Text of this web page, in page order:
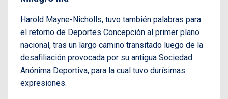
Harold Mayne-Nicholls, tuvo también palabras para
el retorno de Deportes Concepción al primer plano
nacional, tras un largo camino transitado luego de la
desafiliación provocada por su antigua Sociedad
Anónima Deportiva, para la cual tuvo durísimas
expresiones.